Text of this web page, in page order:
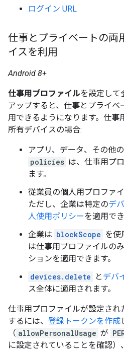
ログイン URL
仕事とプライベートの両
イスを利用
Android 8+
仕事用プロファイルを設定して
アップすると、仕事とプライ
用できるようになります。仕事
所有デバイスの場合:
アプリ、データ、その他
policies は、仕事用プ
ます。
従業員の個人用プロファ
ただし、企業は特定のデ
人使用ポリシーを適用でき
企業は blockScope を使
は仕事用プロファイルの
ションを適用できます。
devices.delete
と デバ
ス全体に適用されます。
仕事用プロファイルが設定さ
するには、 登録トークンを作成
（ allowPersonalUsage が
に設定されていることを確認